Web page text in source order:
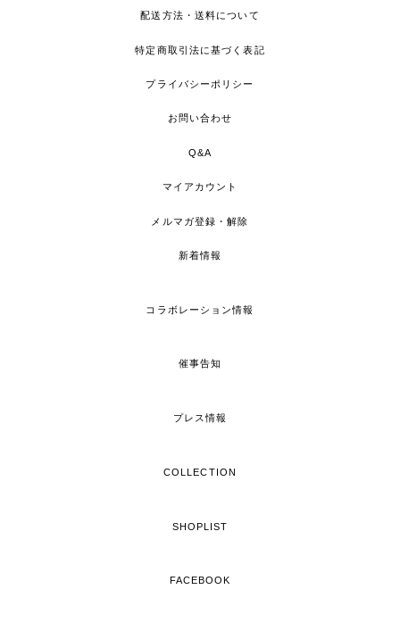
配送方法・送料について
特定商取引法に基づく表記
プライバシーポリシー
お問い合わせ
Q&A
マイアカウント
メルマガ登録・解除
新着情報
コラボレーション情報
催事告知
プレス情報
COLLECTION
SHOPLIST
FACEBOOK